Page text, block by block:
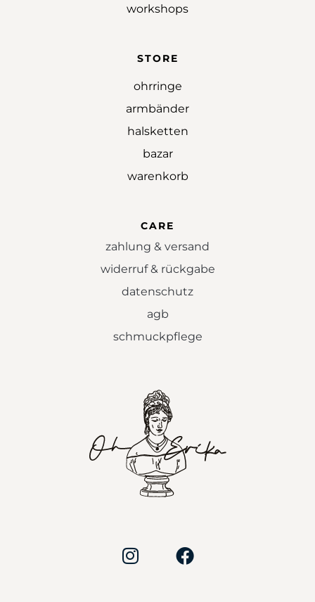
workshops
STORE
ohrringe
armbänder
halsketten
bazar
warenkorb
CARE
zahlung & versand
widerruf & rückgabe
datenschutz
agb
schmuckpflege